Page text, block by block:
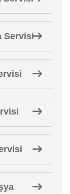
Servisi